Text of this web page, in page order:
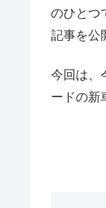
のひとつ
記事を公
今回は、
ードの新